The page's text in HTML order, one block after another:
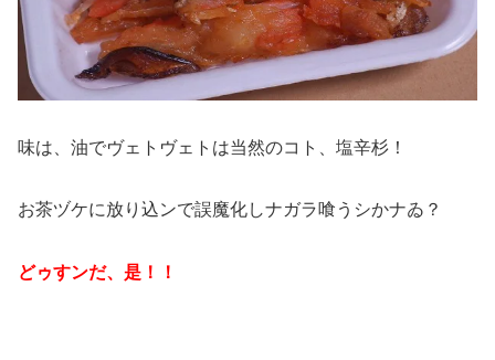
味は、油でヴェトヴェトは当然のコト、塩辛杉！
お茶ヅケに放り込ンで誤魔化しナガラ喰うシかナゐ？
どゥすンだ、是！！